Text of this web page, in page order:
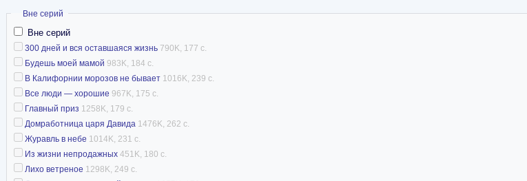
Скрыть
Вне серий
Вне серий
300 дней и вся оставшаяся жизнь 790K, 177 с.
Будешь моей мамой 983K, 184 с.
В Калифорнии морозов не бывает 1016K, 239 с.
Все люди — хорошие 967K, 175 с.
Главный приз 1258K, 179 с.
Домработница царя Давида 1476K, 262 с.
Журавль в небе 1014K, 231 с.
Из жизни непродажных 451K, 180 с.
Лихо ветреное 1298K, 249 с.